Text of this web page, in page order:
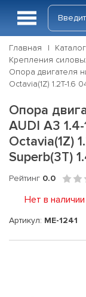
Главная Каталог
Крепления
Опора двигателя
Octavia(1Z) 1.2T-1.6
Опора
AUDI A3
Octavia(1Z)
Superb(3T)
Рейтинг 0.0
Нет в наличии
Артикул: ME-1241